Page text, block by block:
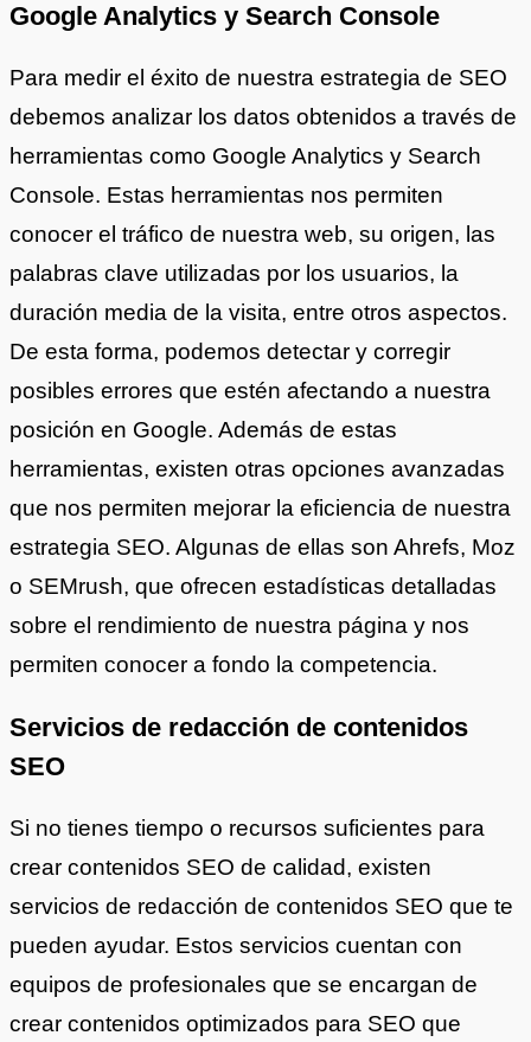
Google Analytics y Search Console
Para medir el éxito de nuestra estrategia de SEO
debemos analizar los datos obtenidos a través de
herramientas como Google Analytics y Search
Console. Estas herramientas nos permiten
conocer el tráfico de nuestra web, su origen, las
palabras clave utilizadas por los usuarios, la
duración media de la visita, entre otros aspectos.
De esta forma, podemos detectar y corregir
posibles errores que estén afectando a nuestra
posición en Google. Además de estas
herramientas, existen otras opciones avanzadas
que nos permiten mejorar la eficiencia de nuestra
estrategia SEO. Algunas de ellas son Ahrefs, Moz
o SEMrush, que ofrecen estadísticas detalladas
sobre el rendimiento de nuestra página y nos
permiten conocer a fondo la competencia.
Servicios de redacción de contenidos
SEO
Si no tienes tiempo o recursos suficientes para
crear contenidos SEO de calidad, existen
servicios de redacción de contenidos SEO que te
pueden ayudar. Estos servicios cuentan con
equipos de profesionales que se encargan de
crear contenidos optimizados para SEO que